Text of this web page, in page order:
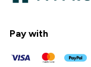
Pay with